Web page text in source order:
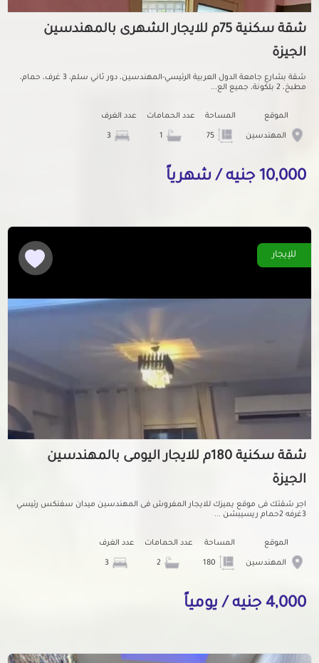
شقة سكنية 75م للايجار الشهرى بالمهندسين
الجيزة
شقة بشارع جامعة الدول العربية الرئيسي-المهندسين، دور ثاني سلم، 3 غرف، حمام،
مطبخ، 2 بلكونة، جميع الع...
الموقع
المهندسين
المساحة عدد الحمامات عدد الغرف
10,000 جنيه / شهرياً
للإيجار
شقة سكنية 180م للايجار اليومى بالمهندسين
الجيزة
اجر شقتك فى موقع يميزك للايجار المفروش فى المهندسين ميدان سفنكس رئيسي
3غرفه 2حمام ريسيبشن ...
الموقع
المهندسين
المساحة عدد الحمامات عدد الغرف
4,000 جنيه / يومياً